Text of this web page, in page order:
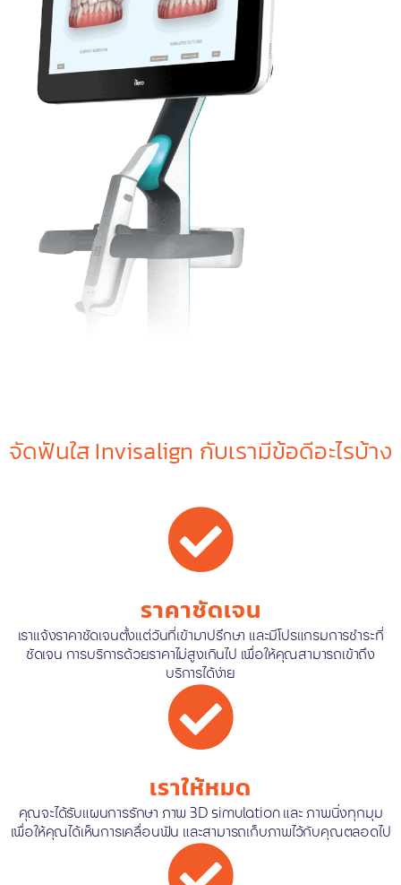
จัดฟันใส Invisalign กับเรามีข้อดีอะไรบ้าง
ราคาชัดเจน
เราแจ้งราคาชัดเจนตั้งแต่วันที่เข้ามาปรึกษา และมีโปรแกรมการชำระที่
ชัดเจน การบริการด้วยราคาไม่สูงเกินไป เพื่อให้คุณสามารถเข้าถึง
บริการได้ง่าย
เราให้หมด
คุณจะได้รับแผนการรักษา ภาพ 3D simulation และ ภาพนิ่งทุกมุม
เพื่อให้คุณได้เห็นการเคลื่อนฟัน และสามารถเก็บภาพไว้กับคุณตลอดไป